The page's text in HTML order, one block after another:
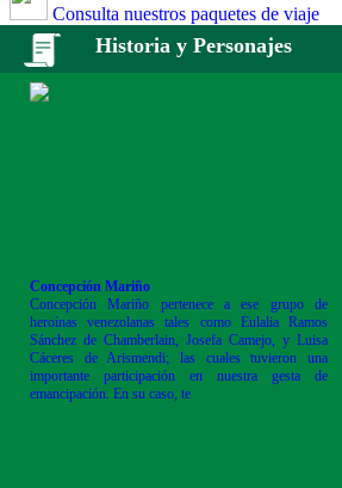
Consulta nuestros paquetes de viaje
Historia y Personajes
Concepción Mariño
Concepción Mariño pertenece a ese grupo de
heroínas venezolanas tales como Eulalia Ramos
Sánchez de Chamberlain, Josefa Camejo, y Luisa
Cáceres de Arismendi; las cuales tuvieron una
importante participación en nuestra gesta de
emancipación. En su caso, te